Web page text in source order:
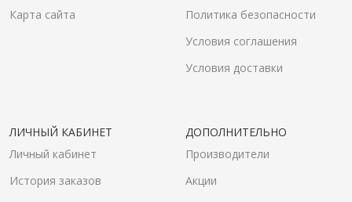
Карта сайта
Политика безопасности
Условия соглашения
Условия доставки
ЛИЧНЫЙ КАБИНЕТ
Личный кабинет
История заказов
ДОПОЛНИТЕЛЬНО
Производители
Акции